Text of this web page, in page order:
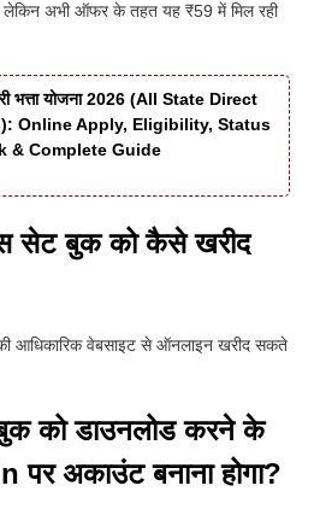
अभी ऑफर के तहत यह ₹59 में मिल रही
भत्ता योजना 2026 (All State Direct
Online Apply, Eligibility, Status
& Complete Guide
सेट बुक को कैसे खरीद
आधिकारिक वेबसाइट से ऑनलाइन खरीद सकते
को डाउनलोड करने के
अकाउंट बनाना होगा?